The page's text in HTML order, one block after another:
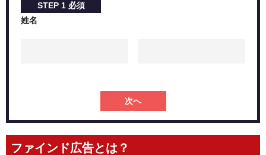
ターゲティングの精度
ファインド広告のベストプラクティス
ターゲティング
クリエイティブ
STEP 1 必須
姓名
次へ
ファインド広告とは？